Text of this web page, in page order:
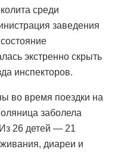
среди
заведения
экстренно скрыть
инспекторов.
во время поездки на
заболела
26 детей — 21
диареи и